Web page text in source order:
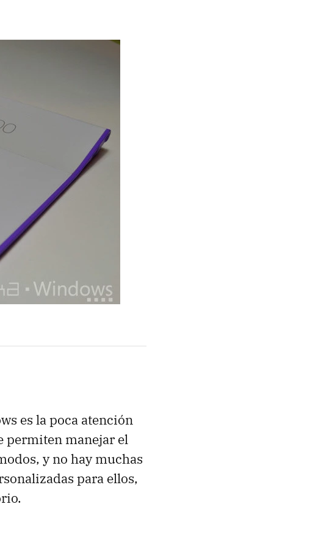
es la poca atención
permiten manejar el
y no hay muchas
para ellos,